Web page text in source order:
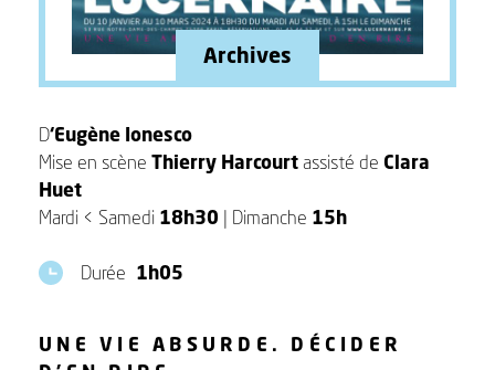
Archives
D‘Eugène Ionesco
Mise en scène Thierry Harcourtassisté de Clara
Huet
Mardi < Samedi 18h30 | Dimanche 15h
Durée 1h05
UNE VIE ABSURDE. DÉCIDER